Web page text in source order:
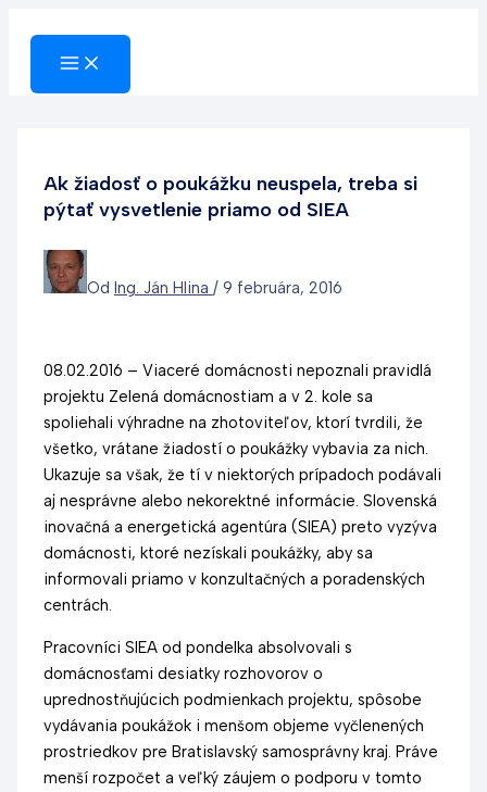
Ak žiadosť o poukážku neuspela, treba si
pýtať vysvetlenie priamo od SIEA
Od Ing. Ján Hlina / 9 februára, 2016
08.02.2016 – Viaceré domácnosti nepoznali pravidlá
projektu Zelená domácnostiam a v 2. kole sa
spoliehali výhradne na zhotoviteľov, ktorí tvrdili, že
všetko, vrátane žiadostí o poukážky vybavia za nich.
Ukazuje sa však, že tí v niektorých prípadoch podávali
aj nesprávne alebo nekorektné informácie. Slovenská
inovačná a energetická agentúra (SIEA) preto vyzýva
domácnosti, ktoré nezískali poukážky, aby sa
informovali priamo v konzultačných a poradenských
centrách.
Pracovníci SIEA od pondelka absolvovali s
domácnosťami desiatky rozhovorov o
uprednostňujúcich podmienkach projektu, spôsobe
vydávania poukážok i menšom objeme vyčlenených
prostriedkov pre Bratislavský samosprávny kraj. Práve
menší rozpočet a veľký záujem o podporu v tomto